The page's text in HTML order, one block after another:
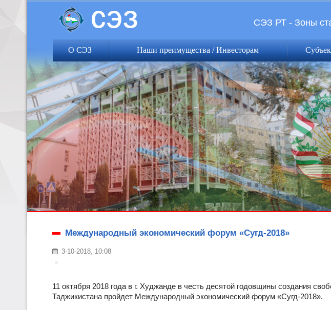
СЭЗ РТ - Зоны
О СЭЗ Наши преимущества / Инвесторам
Международный экономический форум «Сугд-2018»
3-10-2018, 10:08
11 октября 2018 года в г. Худжанде в честь десятой годовщины создания
Таджикистана пройдет Международный экономический форум «Сугд-2018».